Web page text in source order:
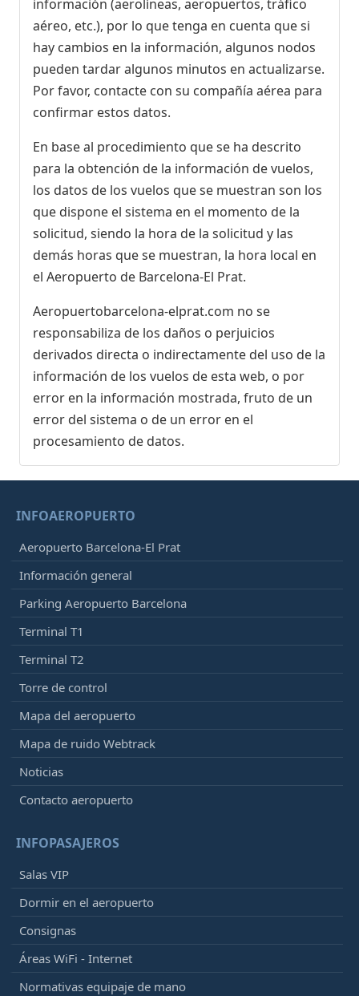
información (aerolíneas, aeropuertos, tráfico
aéreo, etc.), por lo que tenga en cuenta que si
hay cambios en la información, algunos nodos
pueden tardar algunos minutos en actualizarse.
Por favor, contacte con su compañía aérea para
confirmar estos datos.
En base al procedimiento que se ha descrito
para la obtención de la información de vuelos,
los datos de los vuelos que se muestran son los
que dispone el sistema en el momento de la
solicitud, siendo la hora de la solicitud y las
demás horas que se muestran, la hora local en
el Aeropuerto de Barcelona-El Prat.
Aeropuertobarcelona-elprat.com no se
responsabiliza de los daños o perjuicios
derivados directa o indirectamente del uso de la
información de los vuelos de esta web, o por
error en la información mostrada, fruto de un
error del sistema o de un error en el
procesamiento de datos.
INFOAEROPUERTO
Aeropuerto Barcelona-El Prat
Información general
Parking Aeropuerto Barcelona
Terminal T1
Terminal T2
Torre de control
Mapa del aeropuerto
Mapa de ruido Webtrack
Noticias
Contacto aeropuerto
INFOPASAJEROS
Salas VIP
Dormir en el aeropuerto
Consignas
Áreas WiFi - Internet
Normativas equipaje de mano